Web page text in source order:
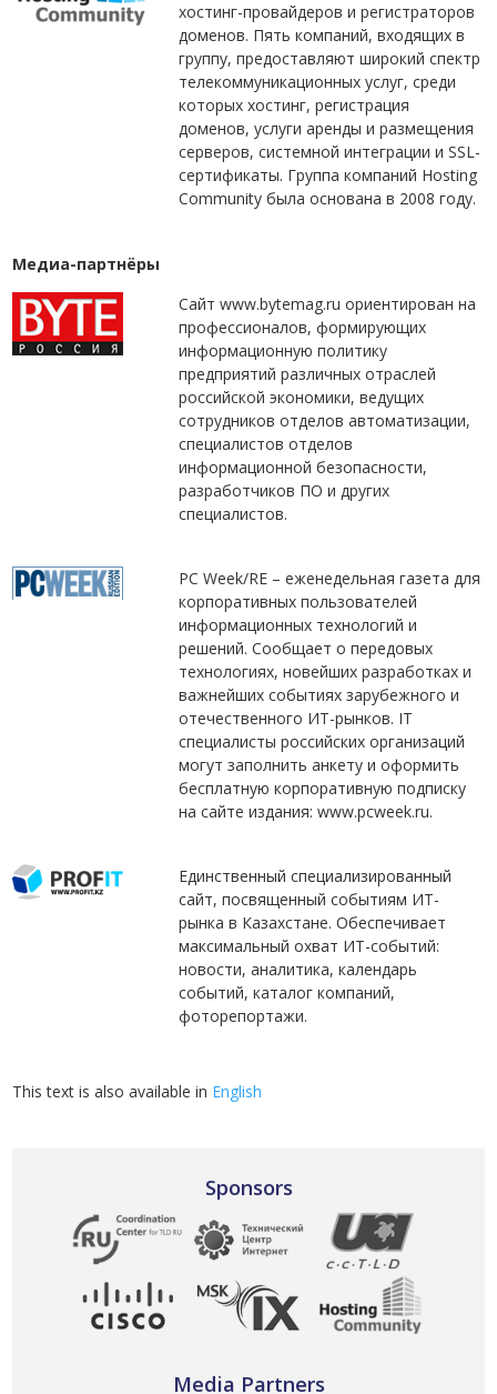
хостинг-провайдеров и регистраторов
доменов. Пять компаний, входящих в
группу, предоставляют широкий спектр
телекоммуникационных услуг, среди
которых хостинг, регистрация
доменов, услуги аренды и размещения
серверов, системной интеграции и SSL-
сертификаты. Группа компаний Hosting
Community была основана в 2008 году.
Медиа-партнёры
Сайт www.bytemag.ru ориентирован на
профессионалов, формирующих
информационную политику
предприятий различных отраслей
российской экономики, ведущих
сотрудников отделов автоматизации,
специалистов отделов
информационной безопасности,
разработчиков ПО и других
специалистов.
PC Week/RE – еженедельная газета для
корпоративных пользователей
информационных технологий и
решений. Сообщает о передовых
технологиях, новейших разработках и
важнейших событиях зарубежного и
отечественного ИТ-рынков. IT
специалисты российских организаций
могут заполнить анкету и оформить
бесплатную корпоративную подписку
на сайте издания: www.pcweek.ru.
Единственный специализированный
сайт, посвященный событиям ИТ-
рынка в Казахстане. Обеспечивает
максимальный охват ИТ-событий:
новости, аналитика, календарь
событий, каталог компаний,
фоторепортажи.
This text is also available in English
Sponsors
Media Partners